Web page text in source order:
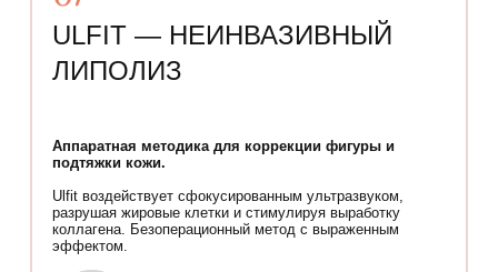
ULFIT — НЕИНВАЗИВНЫЙ
ЛИПОЛИЗ
Аппаратная методика для коррекции фигуры и
подтяжки кожи.
Ulfit воздействует сфокусированным ультразвуком,
разрушая жировые клетки и стимулируя выработку
коллагена. Безоперационный метод с выраженным
эффектом.